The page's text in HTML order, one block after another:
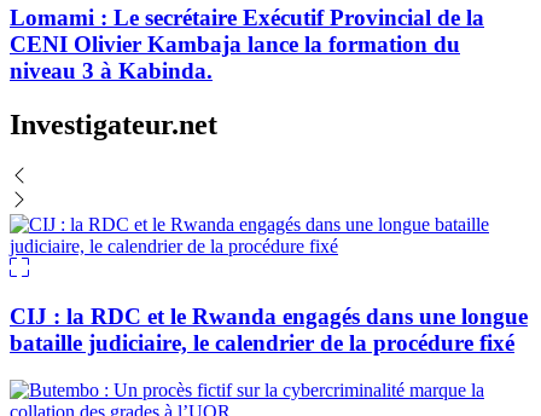
Lomami : Le secrétaire Exécutif Provincial de la
CENI Olivier Kambaja lance la formation du
niveau 3 à Kabinda.
Investigateur.net
CIJ : la RDC et le Rwanda engagés dans une longue
bataille judiciaire, le calendrier de la procédure fixé